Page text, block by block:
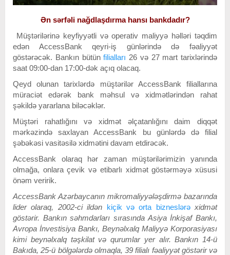
Ən sərfəli nağdlaşdırma hansı bankdadır?
Müştərilərinə keyfiyyətli və operativ maliyyə həlləri təqdim
edən AccessBank qeyri-iş günlərində də fəaliyyət
göstərəcək. Bankın bütünfilialları 26 və 27 mart tarixlərində
saat 09:00-dan 17:00-dək açıq olacaq.
Qeyd olunan tarixlərdə müştərilər AccessBank filiallarına
müraciət edərək bank məhsul və xidmətlərindən rahat
şəkildə yararlana biləcəklər.
Müştəri rahatlığını və xidmət əlçatanlığını daim diqqət
mərkəzində saxlayan AccessBank bu günlərdə də filial
şəbəkəsi vasitəsilə xidmətini davam etdirəcək.
AccessBank olaraq hər zaman müştərilərimizin yanında
olmağa, onlara çevik və etibarlı xidmət göstərməyə xüsusi
önəm veririk.
AccessBank Azərbaycanın mikromaliyyələşdirmə bazarında
lider olaraq, 2002-ci ildən kiçik və orta bizneslərəxidmət
göstərir. Bankın səhmdarları sırasında Asiya İnkişaf Bankı,
Avropa İnvestisiya Bankı, Beynəlxalq Maliyyə Korporasiyası
kimi beynəlxalq təşkilat və qurumlar yer alır. Bankın 14-ü
Bakıda, 25-ü bölgələrdə olmaqla, 39 filialı fəaliyyət göstərir və